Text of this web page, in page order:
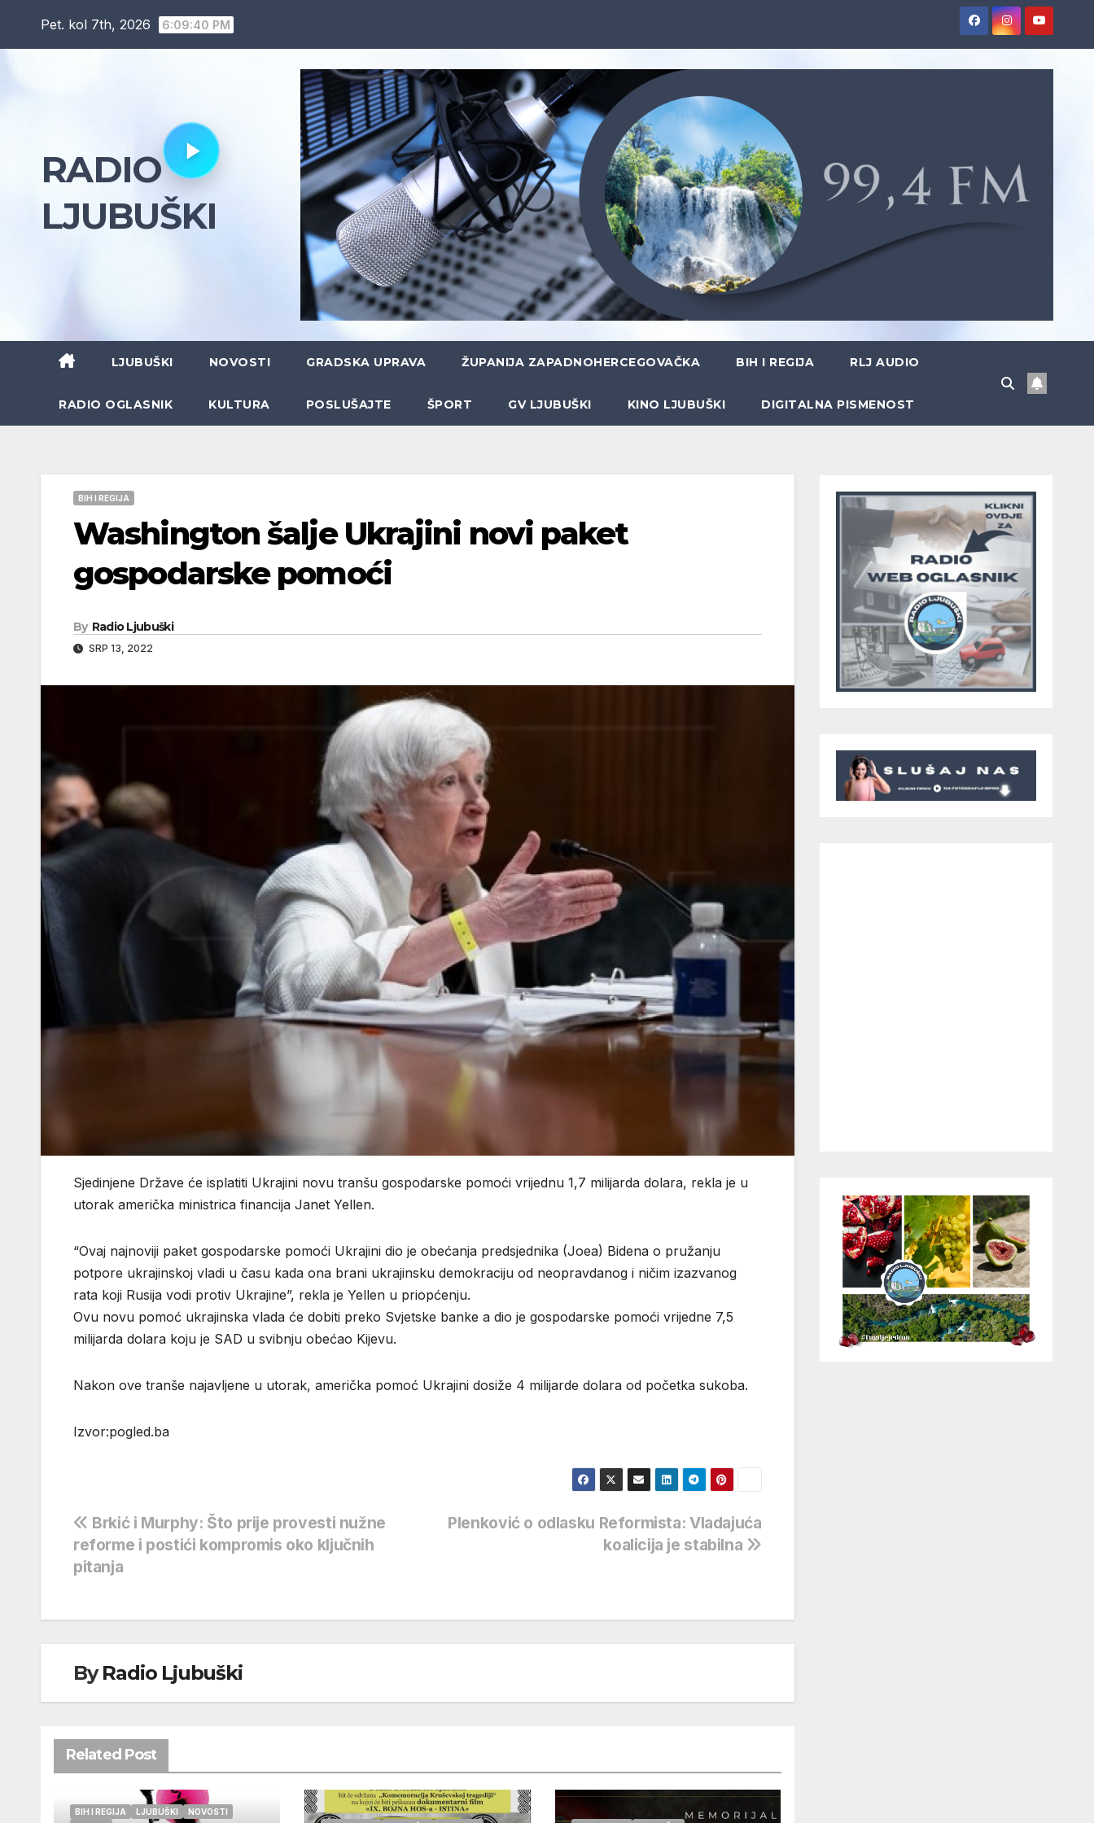
Pet. kol 7th, 2026 6:09:41 PM
RADIO
LJUBUŠKI
LJUBUŠKI NOVOSTI GRADSKA UPRAVA ŽUPANIJA ZAPADNOHERCEGOVAČKA BIH I REGIJA RLJ AUDIO
RADIO OGLASNIK KULTURA POSLUŠAJTE ŠPORT GV LJUBUŠKI KINO LJUBUŠKI DIGITALNA PISMENOST
BIH I REGIJA
Washington šalje Ukrajini novi paket
gospodarske pomoći
By Radio Ljubuški
SRP 13, 2022
Sjedinjene Države će isplatiti Ukrajini novu tranšu gospodarske pomoći vrijednu 1,7 milijarda dolara, rekla je u
utorak američka ministrica financija Janet Yellen.
“Ovaj najnoviji paket gospodarske pomoći Ukrajini dio je obećanja predsjednika (Joea) Bidena o pružanju
potpore ukrajinskoj vladi u času kada ona brani ukrajinsku demokraciju od neopravdanog i ničim izazvanog
rata koji Rusija vodi protiv Ukrajine”, rekla je Yellen u priopćenju.
Ovu novu pomoć ukrajinska vlada će dobiti preko Svjetske banke a dio je gospodarske pomoći vrijedne 7,5
milijarda dolara koju je SAD u svibnju obećao Kijevu.
Nakon ove tranše najavljene u utorak, američka pomoć Ukrajini dosiže 4 milijarde dolara od početka sukoba.
Izvor:pogled.ba
Navigacija
objava
Plenković o odlasku Reformista: Vladajuća
koalicija je stabilna
Brkić i Murphy: Što prije provesti nužne
reforme i postići kompromis oko ključnih
pitanja
ByRadio Ljubuški
Related Post
BIH I REGIJA LJUBUŠKI
NOVOSTI